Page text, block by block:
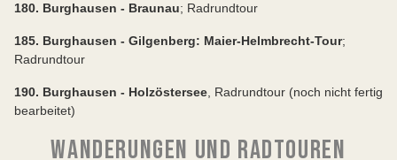
180. Burghausen - Braunau; Radrundtour
185. Burghausen - Gilgenberg: Maier-Helmbrecht-Tour;
Radrundtour
190. Burghausen - Holzöstersee , Radrundtour (noch nicht fertig
bearbeitet)
WANDERUNGEN UND RADTOUREN